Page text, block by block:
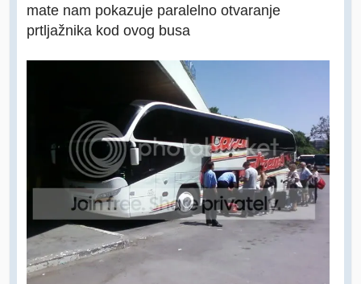
mate nam pokazuje paralelno otvaranje
prtljažnika kod ovog busa